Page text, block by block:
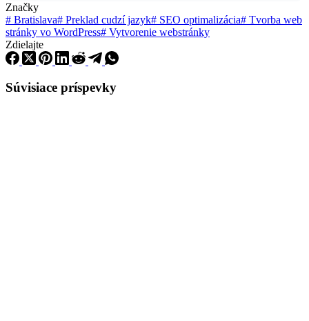
Značky
# Bratislava# Preklad cudzí jazyk# SEO optimalizácia# Tvorba web
stránky vo WordPress# Vytvorenie webstránky
Zdielajte
Súvisiace príspevky